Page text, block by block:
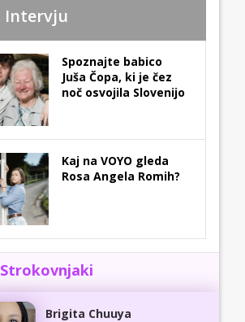
Intervju
Spoznajte babico
Juša Čopa, ki je čez
noč osvojila Slovenijo
Kaj na VOYO gleda
Rosa Angela Romih?
Strokovnjaki
Brigita Chuuya